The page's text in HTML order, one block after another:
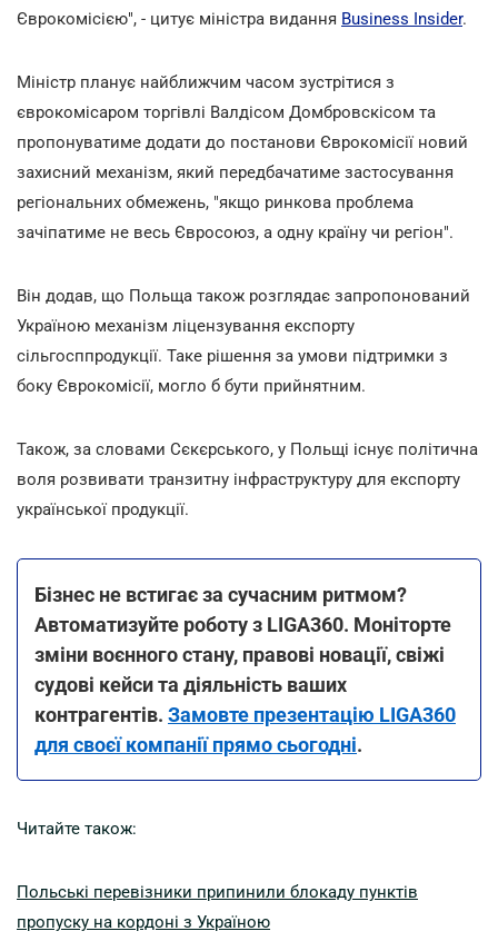
Єврокомісією", - цитує міністра видання Business Insider.
Міністр планує найближчим часом зустрітися з
єврокомісаром торгівлі Валдісом Домбровскісом та
пропонуватиме додати до постанови Єврокомісії новий
захисний механізм, який передбачатиме застосування
регіональних обмежень, "якщо ринкова проблема
зачіпатиме не весь Євросоюз, а одну країну чи регіон".
Він додав, що Польща також розглядає запропонований
Україною механізм ліцензування експорту
сільгосппродукції. Таке рішення за умови підтримки з
боку Єврокомісії, могло б бути прийнятним.
Також, за словами Сєкєрського, у Польщі існує політична
воля розвивати транзитну інфраструктуру для експорту
української продукції.
Бізнес не встигає за сучасним ритмом?
Автоматизуйте роботу з LIGA360. Моніторте
зміни воєнного стану, правові новації, свіжі
судові кейси та діяльність ваших
контрагентів. Замовте презентацію LIGA360
для своєї компанії прямо сьогодні.
Читайте також:
Польські перевізники припинили блокаду пунктів
пропуску на кордоні з Україною